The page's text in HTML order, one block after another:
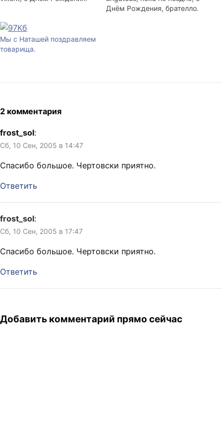
Днём Рождения, брателло.
Мы с Наташей поздравляем
товарища.
2 комментария
frost_sol:
Сб, 10 Сен, 2005 в 14:47
Спасибо большое. Чертовски приятно.
Ответить
frost_sol:
Сб, 10 Сен, 2005 в 17:47
Спасибо большое. Чертовски приятно.
Ответить
Добавить комментарий прямо сейчас